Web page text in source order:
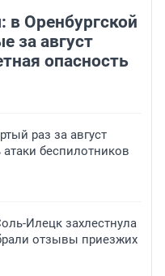
Оренбургской
за август
опасность
раз за август
беспилотников
Илецк захлестнула
отзывы приезжих